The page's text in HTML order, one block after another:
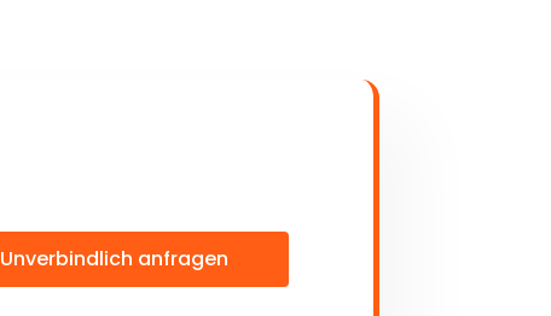
Unverbindlich anfragen